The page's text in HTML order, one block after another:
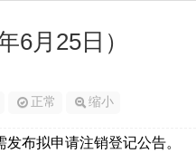
6月25日）
正常 缩小
布拟申请注销登记公告。